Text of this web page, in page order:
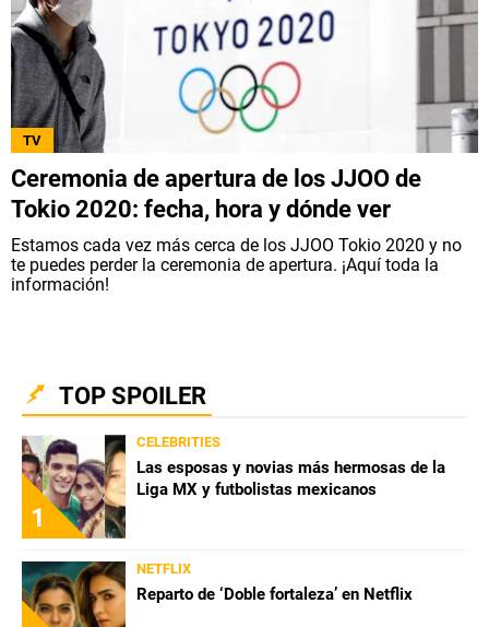
TV
Ceremonia de apertura de los JJOO de
Tokio 2020: fecha, hora y dónde ver
Estamos cada vez más cerca de los JJOO Tokio 2020 y no
te puedes perder la ceremonia de apertura. ¡Aquí toda la
información!
TOP SPOILER
1
CELEBRITIES
Las esposas y novias más hermosas de la
Liga MX y futbolistas mexicanos
NETFLIX
Reparto de ‘Doble fortaleza’ en Netflix